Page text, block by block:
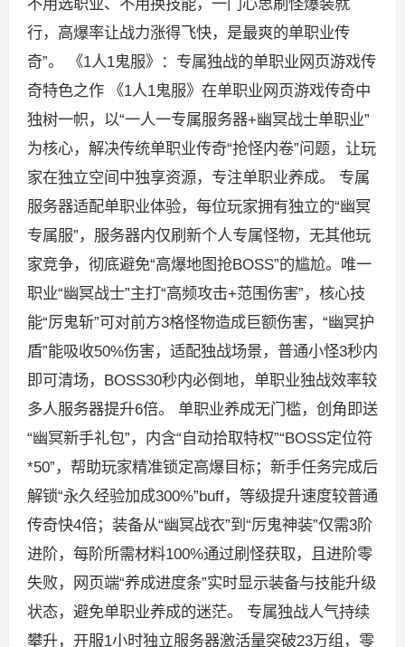
行，高爆率让战力涨得飞快，是最爽的单职业传
奇”。 《1人1鬼服》：专属独战的单职业网页游戏传
奇特色之作 《1人1鬼服》在单职业网页游戏传奇中
独树一帜，以“一人一专属服务器+幽冥战士单职业”
为核心，解决传统单职业传奇“抢怪内卷”问题，让玩
家在独立空间中独享资源，专注单职业养成。 专属
服务器适配单职业体验，每位玩家拥有独立的“幽冥
专属服”，服务器内仅刷新个人专属怪物，无其他玩
家竞争，彻底避免“高爆地图抢BOSS”的尴尬。唯一
职业“幽冥战士”主打“高频攻击+范围伤害”，核心技
能“厉鬼斩”可对前方3格怪物造成巨额伤害，“幽冥护
盾”能吸收50%伤害，适配独战场景，普通小怪3秒内
即可清场，BOSS30秒内必倒地，单职业独战效率较
多人服务器提升6倍。 单职业养成无门槛，创角即送
“幽冥新手礼包”，内含“自动拾取特权”“BOSS定位符
*50”，帮助玩家精准锁定高爆目标；新手任务完成后
解锁“永久经验加成300%”buff，等级提升速度较普通
传奇快4倍；装备从“幽冥战衣”到“厉鬼神装”仅需3阶
进阶，每阶所需材料100%通过刷怪获取，且进阶零
失败，网页端“养成进度条”实时显示装备与技能升级
状态，避免单职业养成的迷茫。 专属独战人气持续
攀升，开服1小时独立服务器激活量突破23万组，零